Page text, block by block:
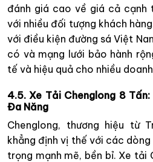
đánh giá cao về giá cả cạnh
với nhiều đối tượng khách
với điều kiện đường sá Việt
có và mạng lưới bảo hành
tế và hiệu quả cho nhiều
4.5. Xe Tải Chenglong 8
Đa Năng
Chenglong, thương hiệu từ
khẳng định vị thế với các
trọng mạnh mẽ, bền bỉ. Xe tải